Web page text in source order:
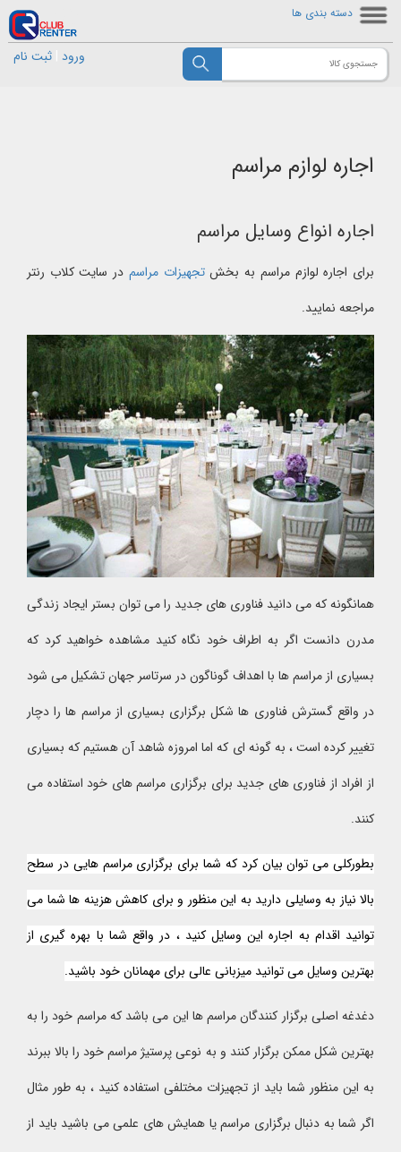
دسته بندی ها
ورود ثبت نام
اجاره لوازم مراسم
اجاره انواع وسایل مراسم
برای اجاره لوازم مراسم به بخشتجهیزات مراسم در سایت کلاب رنتر
مراجعه نمایید.
همانگونه که می دانید فناوری های جدید را می توان بستر ایجاد زندگی
مدرن دانست اگر به اطراف خود نگاه کنید مشاهده خواهید کرد که
بسیاری از مراسم ها با اهداف گوناگون در سرتاسر جهان تشکیل می شود
در واقع گسترش فناوری ها شکل برگزاری بسیاری از مراسم ها را دچار
تغییر کرده است ، به گونه ای که اما امروزه شاهد آن هستیم که بسیاری
از افراد از فناوری های جدید برای برگزاری مراسم های خود استفاده می
کنند.
بطورکلی می توان بیان کرد که شما برای برگزاری مراسم هایی در سطح
بالا نیاز به وسایلی دارید به این منظور و برای کاهش هزینه ها شما می
توانید اقدام به اجاره این وسایل کنید ، در واقع شما با بهره گیری از
بهترین وسایل می توانید میزبانی عالی برای مهمانان خود باشید.
دغدغه اصلی برگزار کنندگان مراسم ها این می باشد که مراسم خود را به
بهترین شکل ممکن برگزار کنند و به نوعی پرستیژ مراسم خود را بالا ببرند
به این منظور شما باید از تجهیزات مختلفی استفاده کنید ، به طور مثال
اگر شما به دنبال برگزاری مراسم یا همایش های علمی می باشید باید از